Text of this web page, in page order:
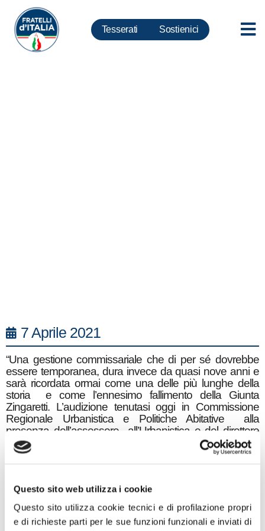
Questo sito web utilizza i cookie
Questo sito utilizza cookie tecnici e di profilazione propri
e di richieste parti per le sue funzioni funzionali e inviati di
Tesserati Sostienici
7 Aprile 2021
“Una gestione commissariale che di per sé dovrebbe
essere temporanea, dura invece da quasi nove anni e
sarà ricordata ormai come una delle più lunghe della
storia e come l’ennesimo fallimento della Giunta
Zingaretti. L’audizione tenutasi oggi in Commissione
Regionale Urbanistica e Politiche Abitative alla
presenza dell’assessore all’Urbanistica e del direttore
generale dell’Ater di Roma, ha confermato che non
sono stati fatti dalla Regione Lazio passi avanti per
A partire dalla cronica carenza delle manutenzioni,
pomposamente annunciate dai vertici regionali e non
eseguite o eseguite con molto ritardo e spesso lasciate
incomplete, fino alla necessità di implementare la pianta